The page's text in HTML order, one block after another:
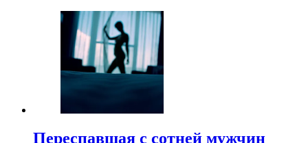
Переспавшая с сотней мужчин